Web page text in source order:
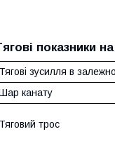
показники
зусилля в
канату
трос